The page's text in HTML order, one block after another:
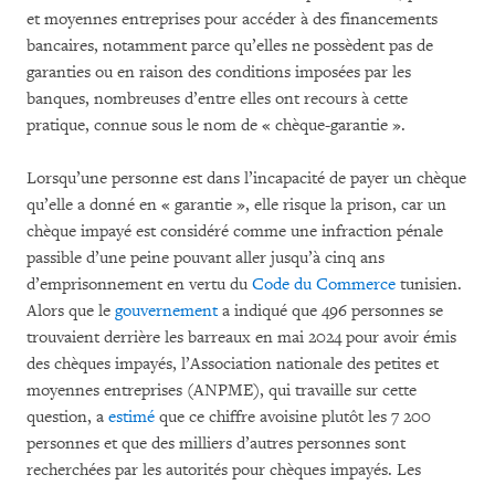
et moyennes entreprises pour accéder à des financements
bancaires, notamment parce qu’elles ne possèdent pas de
garanties ou en raison des conditions imposées par les
banques, nombreuses d’entre elles ont recours à cette
pratique, connue sous le nom de « chèque-garantie ».
Lorsqu’une personne est dans l’incapacité de payer un chèque
qu’elle a donné en « garantie », elle risque la prison, car un
chèque impayé est considéré comme une infraction pénale
passible d’une peine pouvant aller jusqu’à cinq ans
d’emprisonnement en vertu du Code du Commerce tunisien.
Alors que le gouvernementa indiqué que 496 personnes se
trouvaient derrière les barreaux en mai 2024 pour avoir émis
des chèques impayés, l’Association nationale des petites et
moyennes entreprises (ANPME), qui travaille sur cette
question, a estimé que ce chiffre avoisine plutôt les 7 200
personnes et que des milliers d’autres personnes sont
recherchées par les autorités pour chèques impayés. Les